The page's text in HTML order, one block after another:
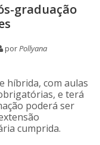
graduação
porPollyana
híbrida, com aulas
e terá
poderá ser
cumprida.